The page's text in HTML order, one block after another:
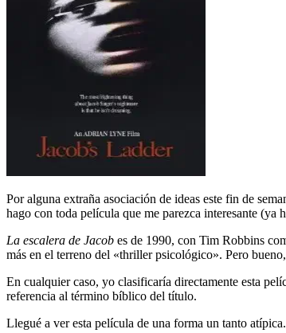
Por alguna extraña asociación de ideas este fin de
hago con toda película que me parezca interesante (ya
La escalera de Jacob es de 1990, con Tim Robbins
más en el terreno del «thriller psicológico». Pero
En cualquier caso, yo clasificaría directamente esta
referencia al término bíblico del título.
Llegué a ver esta película de una forma un tanto